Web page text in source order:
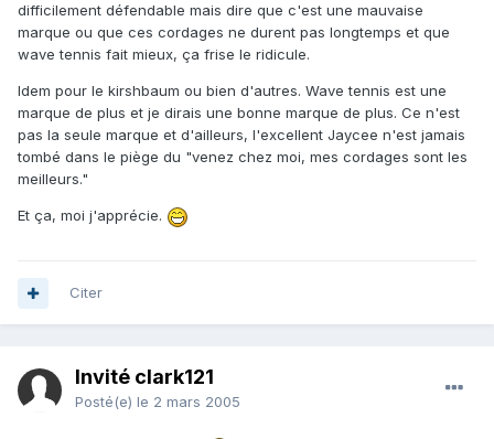
difficilement défendable mais dire que c'est une mauvaise
marque ou que ces cordages ne durent pas longtemps et que
wave tennis fait mieux, ça frise le ridicule.
Idem pour le kirshbaum ou bien d'autres. Wave tennis est une
marque de plus et je dirais une bonne marque de plus. Ce n'est
pas la seule marque et d'ailleurs, l'excellent Jaycee n'est jamais
tombé dans le piège du "venez chez moi, mes cordages sont les
meilleurs."
Et ça, moi j'apprécie.
Citer
Invité clark121
Posté(e) le 2 mars 2005